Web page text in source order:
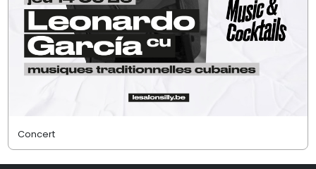
Concert